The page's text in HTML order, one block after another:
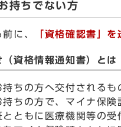
持ちでない方
に、 「資格確認書」を
資格情報通知書）とは
ちの方へ交付されるも
ちの方で、マイナ保険
ともに医療機関等の